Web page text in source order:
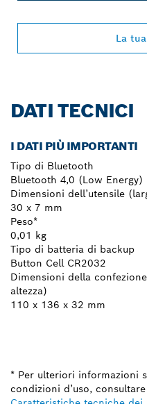
La
DATI TECNICI
I DATI PIÙ IMPORTANTI
Tipo di Bluetooth
Bluetooth 4,0 (Low Energy)
Dimensioni dell’utensile
30 x 7 mm
Peso*
0,01 kg
Tipo di batteria di backup
Button Cell CR2032
Dimensioni della
altezza)
110 x 136 x 32 mm
* Per ulteriori informazioni
condizioni d’uso,